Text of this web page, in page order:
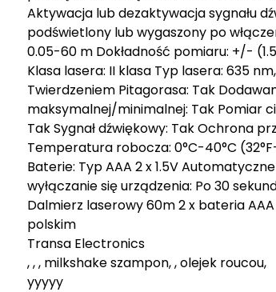
Aktywacja lub dezaktywacja sygnału
podświetlony lub wygaszony po
0.05-60 m Dokładność pomiaru: +/-
Klasa lasera: II klasa Typ lasera: 635
Twierdzeniem Pitagorasa: Tak
maksymalnej/minimalnej: Tak Pomiar
Tak Sygnał dźwiękowy: Tak Ochrona
Temperatura robocza: 0°C-40°C
Baterie: Typ AAA 2 x 1.5V
wyłączanie się urządzenia: Po 30
Dalmierz laserowy 60m 2 x bateria AAA
polskim
Transa Electronics
, , , milkshake szampon, , olejek roucou,
yyyyy